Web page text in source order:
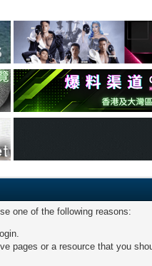
one of the following reasons:
pages or a resource that you